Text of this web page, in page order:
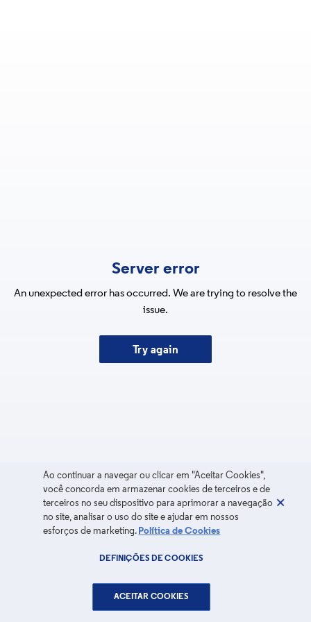
Server error
An unexpected error has occurred. We are trying to resolve the
issue.
Try again
Ao continuar a navegar ou clicar em "Aceitar Cookies",
você concorda em armazenar cookies de terceiros e de
terceiros no seu dispositivo para aprimorar a navegação
no site, analisar o uso do site e ajudar em nossos
esforços de marketing. Política de Cookies
DEFINIÇÕES DE COOKIES
ACEITAR COOKIES